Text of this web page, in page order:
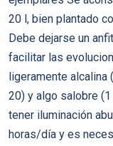
20 l, bien plantado
Debe dejarse un
facilitar las
ligeramente alcalina
20) y algo salobre
tener iluminación
horas/día y es